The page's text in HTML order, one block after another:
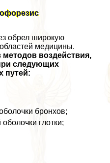
обрел широкую
медицины.
методов воздействия,
следующих
путей:
бронхов;
глотки;